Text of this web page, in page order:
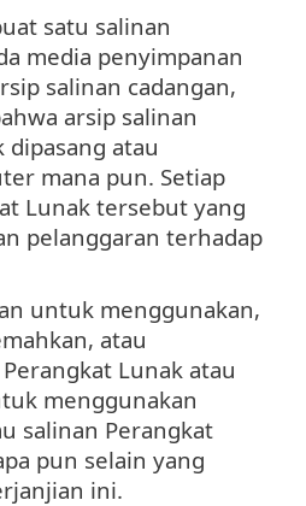
satu salinan
media penyimpanan
salinan cadangan,
arsip salinan
dipasang atau
mana pun. Setiap
Lunak tersebut yang
pelanggaran terhadap
untuk menggunakan,
atau
Lunak atau
menggunakan
salinan Perangkat
pun selain yang
ini.